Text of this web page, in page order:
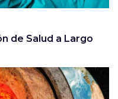
de Salud a Largo